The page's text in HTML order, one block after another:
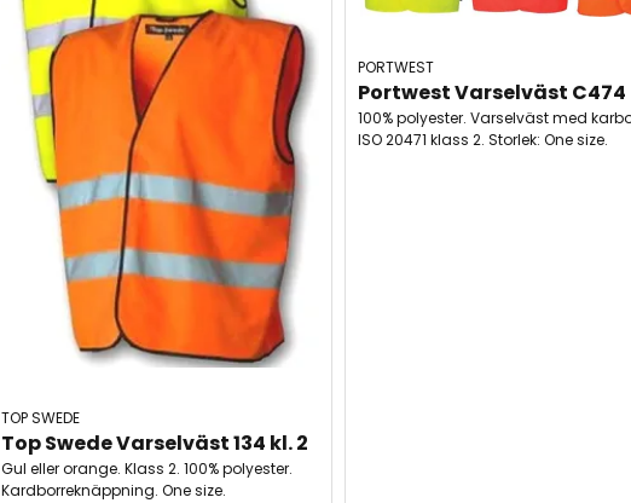
TOP SWEDE
Top Swede Varselväst 134 kl. 2
Gul eller orange. Klass 2. 100% polyester.
Kardborreknäppning. One size.
PORTWEST
Portwest Varselväst C474
100% polyester. Varselväst med
ISO 20471 klass 2. Storlek: One size.